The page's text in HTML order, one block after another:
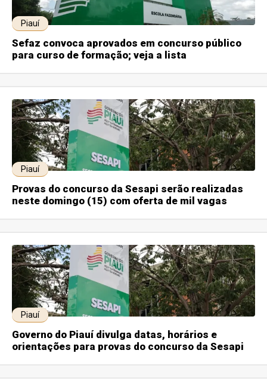
Piauí
Sefaz convoca aprovados em concurso público
para curso de formação; veja a lista
Piauí
Provas do concurso da Sesapi serão realizadas
neste domingo (15) com oferta de mil vagas
Piauí
Governo do Piauí divulga datas, horários e
orientações para provas do concurso da Sesapi